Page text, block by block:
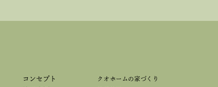
コンセプト
クオホームの家づくり